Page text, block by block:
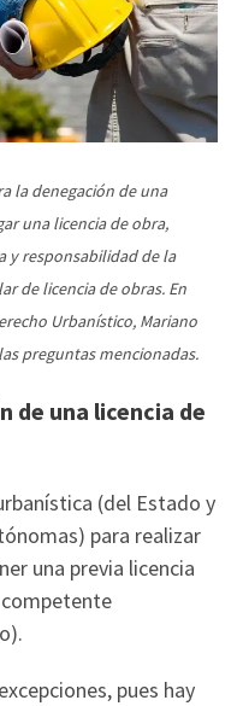
la denegación de una
una licencia de obra,
y responsabilidad de la
de licencia de obras. En
Urbanístico, Mariano
preguntas mencionadas.
de una licencia de
(del Estado y
para realizar
una previa licencia
pues hay